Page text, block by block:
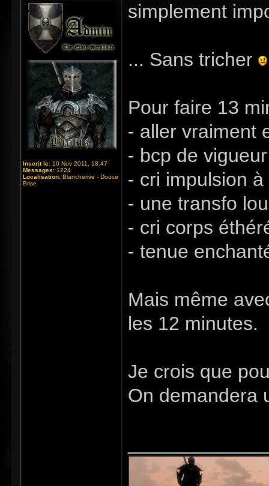
Inscrit le: 10 Nov 2011, 18:47
Messages: 1224
Localisation: Blancherive - Douce
Brise
simplement
... Sans tricher
Pour faire 13
- aller vraiment
- bcp de vigueur
- cri impulsion
- une transfo
- cri corps
- tenue
Mais même
les 12 minutes.
Je crois que
On demandera